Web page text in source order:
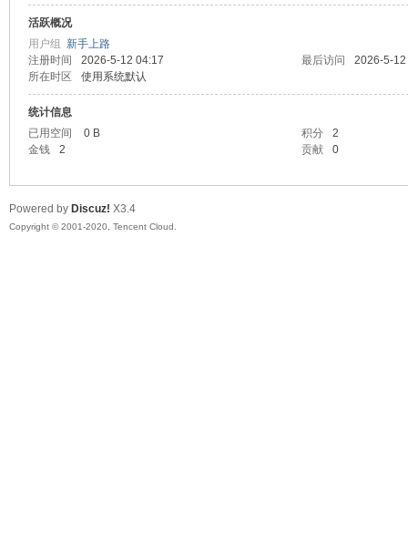
活跃概况
用户组 新手上路
注册时间
2026-5-12 04:17 最后访问
2026-5-
所在时区
使用系统默认
统计信息
已用空间
0 B 积分
2
金钱
2 贡献 0
Powered by Discuz! X3.4
Copyright © 2001-2020, Tencent Cloud.